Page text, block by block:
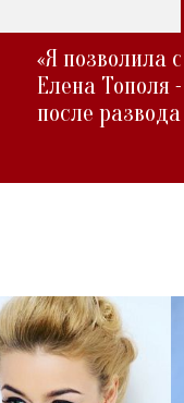
«Я позволила
Елена Тополя
после развода